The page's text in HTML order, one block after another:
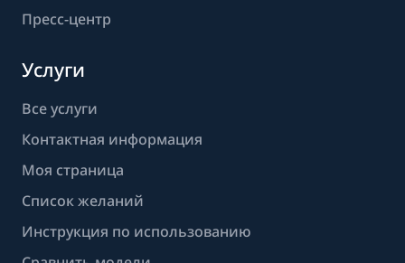
Пресс-центр
Услуги
Все услуги
Контактная информация
Моя страница
Список желаний
Инструкция по использованию